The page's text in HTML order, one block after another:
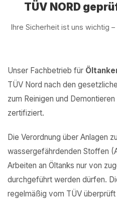
TÜV NORD
Ihre Sicherheit ist uns wichtig
Unser Fachbetrieb für
TÜV Nord nach den
zum Reinigen und
zertifiziert.
Die Verordnung über Anlagen
wassergefährdenden Stoffen
Arbeiten an Öltanks nur von
durchgeführt werden dürfen.
regelmäßig vom TÜV